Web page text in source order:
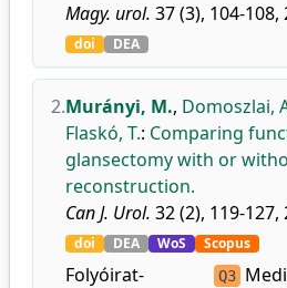
Magy. urol. 37 (3), 104-108,
doi DEA
2.Murányi, M., Domoszlai,
Flaskó, T.: Comparing
glansectomy with or
reconstruction.
Can J. Urol. 32 (2), 119-127,
doi DEA WoS Scopus
Folyóirat-
Q3